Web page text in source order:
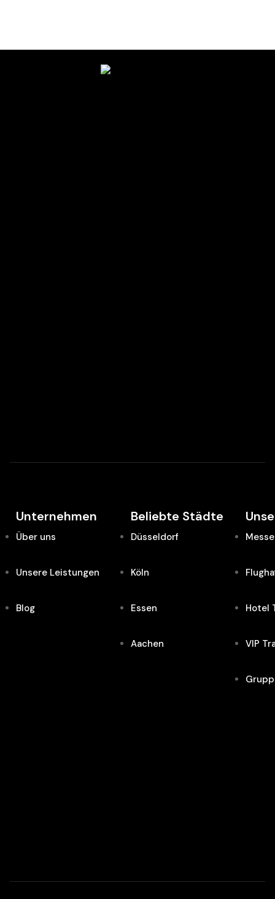
Unternehmen
Über uns
Unsere Leistungen
Blog
Beliebte Städte
Düsseldorf
Köln
Essen
Aachen
Hotel
VIP